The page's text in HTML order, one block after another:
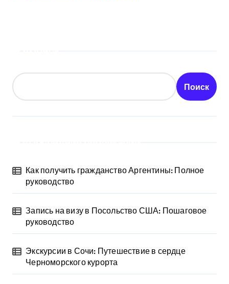
Поиск
Как получить гражданство Аргентины: Полное
руководство
Запись на визу в Посольство США: Пошаговое
руководство
Экскурсии в Сочи: Путешествие в сердце
Черноморского курорта